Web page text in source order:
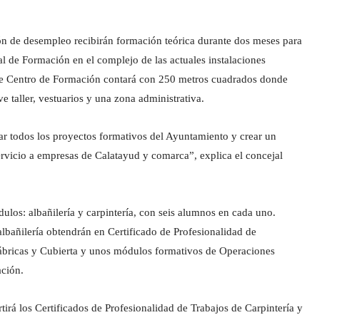
de desempleo recibirán formación teórica durante dos meses para
Formación en el complejo de las actuales instalaciones
de Formación contará con 250 metros cuadrados donde
taller, vestuarios y una zona administrativa.
todos los proyectos formativos del Ayuntamiento y crear un
a empresas de Calatayud y comarca”, explica el concejal
albañilería y carpintería, con seis alumnos en cada uno.
obtendrán en Certificado de Profesionalidad de
y Cubierta y unos módulos formativos de Operaciones
los Certificados de Profesionalidad de Trabajos de Carpintería y